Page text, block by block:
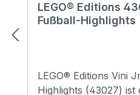
LEGO® Editions
Fußball-Highlights
LEGO® Editions Vini
Highlights (43027) ist